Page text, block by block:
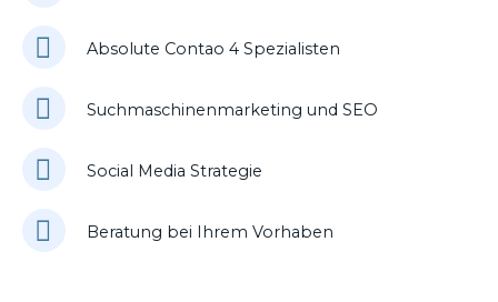
Absolute Contao 4 Spezialisten
Suchmaschinenmarketing und SEO
Social Media Strategie
Beratung bei Ihrem Vorhaben